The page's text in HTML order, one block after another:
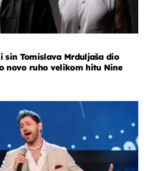
sin Tomislava Mrduljaša dio
novo ruho velikom hitu Nine